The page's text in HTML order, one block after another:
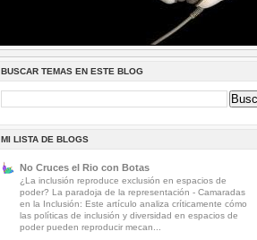
BUSCAR TEMAS EN ESTE BLOG
MI LISTA DE BLOGS
No Cruces el Rio con Botas
¿La inclusión reproduce exclusión en espacios de
poder? La paradoja de la representación - Camaradas
en la Inclusión: Este artículo analiza críticamente cómo
las políticas de inclusión y diversidad en espacios de
poder pueden reproducir mecan...